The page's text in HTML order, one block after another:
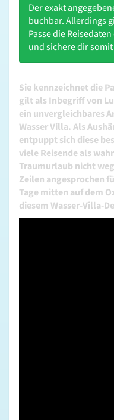
Der exakt
buchbar. Allerdings
Passe die
und sichere dir
Sie kennzeichnet die
gilt als Inbegriff von
ein unvergleichbares
Wasser Villa. Als
entpuppt sich diese
viele Reisende als
Traumurlaub nicht
Zeilen angesprochen
Tage mitten auf dem
diesem Wasser-Villa-